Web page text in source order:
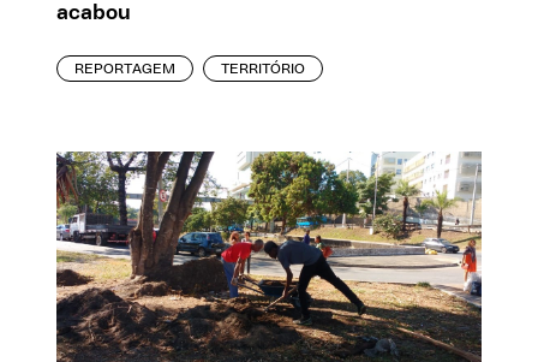
acabou
REPORTAGEM TERRITÓRIO